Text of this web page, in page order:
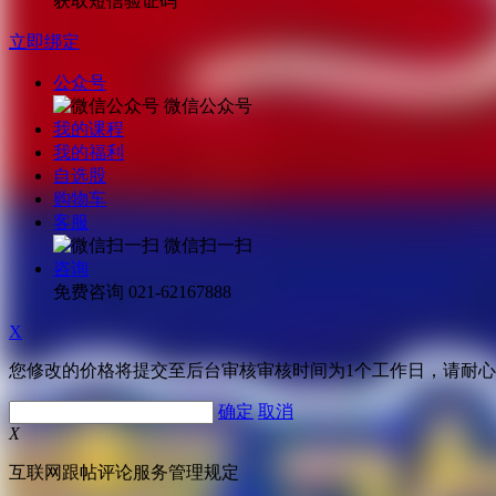
立即绑定
公众号
微信公众号
我的课程
我的福利
自选股
购物车
客服
微信扫一扫
咨询
免费咨询 021-62167888
X
您修改的价格将提交至后台审核审核时间为1个工作日，请耐
确定 取消
X
互联网跟帖评论服务管理规定